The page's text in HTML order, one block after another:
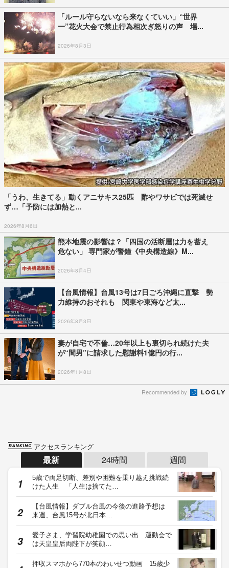
「ルール守らないなら来なくていい」“世界
一”花火大会で禁止行為相次ぎ怒りの声 場...
2026年8月3日
「うわ、生きてる」動くアニサキス25匹 酢やワサビでは死滅せ
ず…「予防には加熱と...
2026年8月6日
熊本地震の影響は？「四国の活断層は力を蓄え
危ない」 専門家が警鐘《中央構造線》M...
2026年8月4日
【台風情報】台風13号は7日ごろ沖縄に直撃 勢
力維持のおそれも 関東や東海など太...
2026年8月3日
妻が自宅で不倫…20年以上も裏切られ続けた夫
が“間男”に請求した慰謝料1億円の行...
2026年1月8日
Recommended by
アクセスランキング
最新 24時間 週間
5歳で両足切断、差別や困難を乗り越え挑戦続
けた人生 「人生は捨てた…
【台風情報】ダブル台風の今後の進路予想は
来週、台風15号が北日本…
愛子さま、学習院幼稚園での思い出 運動会で
は天皇皇后両陛下が笑顔…
押収スマホから770本のわいせつ動画 15歳少